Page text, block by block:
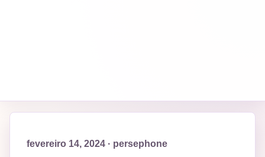
fevereiro 14, 2024 · persephone